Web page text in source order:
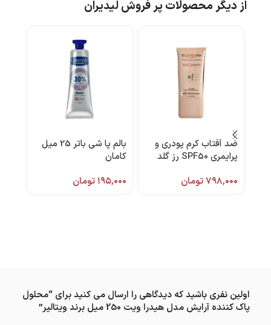
از دیگر محصولات پر فروش لیدیران
ضد آفتاب کرم پودری و
پرایمری SPF50 رز گلد
سان سیف
۷۹۸,۰۰۰تومان
بالم پا شی باتر 25 میل
کامان
۱۹۵,۰۰۰تومان
اولین نفری باشید که دیدگاهی را ارسال می کنید برای “محلول
پاک کننده آرایش مدل هیدرا ویت 250 میل برند ویتالیر”